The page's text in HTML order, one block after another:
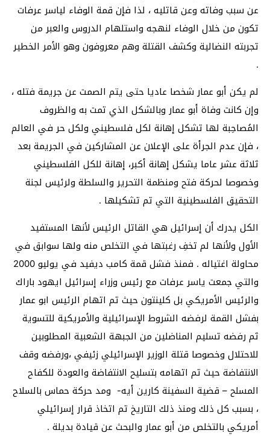
عن سبب وفاته وعن قاتليه ، لذا فإن قمة الوفاء لياسر عرفات
تكون من خلال الوفاء لنهجه واستلهام الدروس والعبر من
تجربته النضالية وكشف القتلة وهم معروفون وهو الأمر الخطير
.
لم يكن أبو عمار شخصا عاديا حتى يتم الصمت عن جريمة فتله ،
وإن كانت وفاة أبو عمار وبالشكل الذي تمت به والظروف
المُصاحِبة لها تشكل إهانة لكل فلسطيني ولكل حر في العالم
، فإن عدم الجرأة على الإعلان عن المشاركين في الجريمة بعد
ثلاثة عشر عاما يشكل إهانة أكبر، إهانة للكل الفلسطيني
وخصوصا لحركة فتح ومنظمة التحرير والسلطة ولرئيس لجنة
التحقيق الفلسطينية التي تم تشكيلها .
الكل يدرك أن إسرائيل هي القاتل الرئيس لأنها المستفيد
الأول ولأنها لم تخفِ رغبتها في التخلص منه ولها سوابق في
محاولة اغتياله . فمنذ فشل قمة كامب ديفيد في يوليو 2000
والتي جمعت ياسر عرفات مع رئيس وزراء إسرائيل ايهود باراك
والرئيس الأمريكي بل كلينتون حيث تم اتهام الرئيس ابو عمار
بفشل القمة لرفضه الشروط الإسرائيلية والأمريكية للتسوية
ثم رفضه تسليم المناضلين من الجبهة الشعبية المطلوبين
للاحتلال وخصوصا قتلة الوزير الإسرائيلي زئيفي ،ورفضه وقف
الانتفاضة حيث تم اتهامه بتسليح الانتفاضة والعودة للكفاح
المسلح – قضية السفينة كارين أيه- ومد حركة حماس بالسلاح
، بسبب كل ذلك ومنذ ذلك التاريخ تم اتخاذ قرار إسرائيلي
أمريكي بالتخلص من أبو عمار والبحث عن قيادة بديلة .